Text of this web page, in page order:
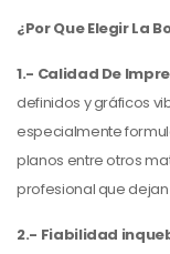
¿Por Que Elegir La
1.- Calidad De
definidos y gráficos
especialmente
planos entre otros
profesional que
2.- Fiabilidad